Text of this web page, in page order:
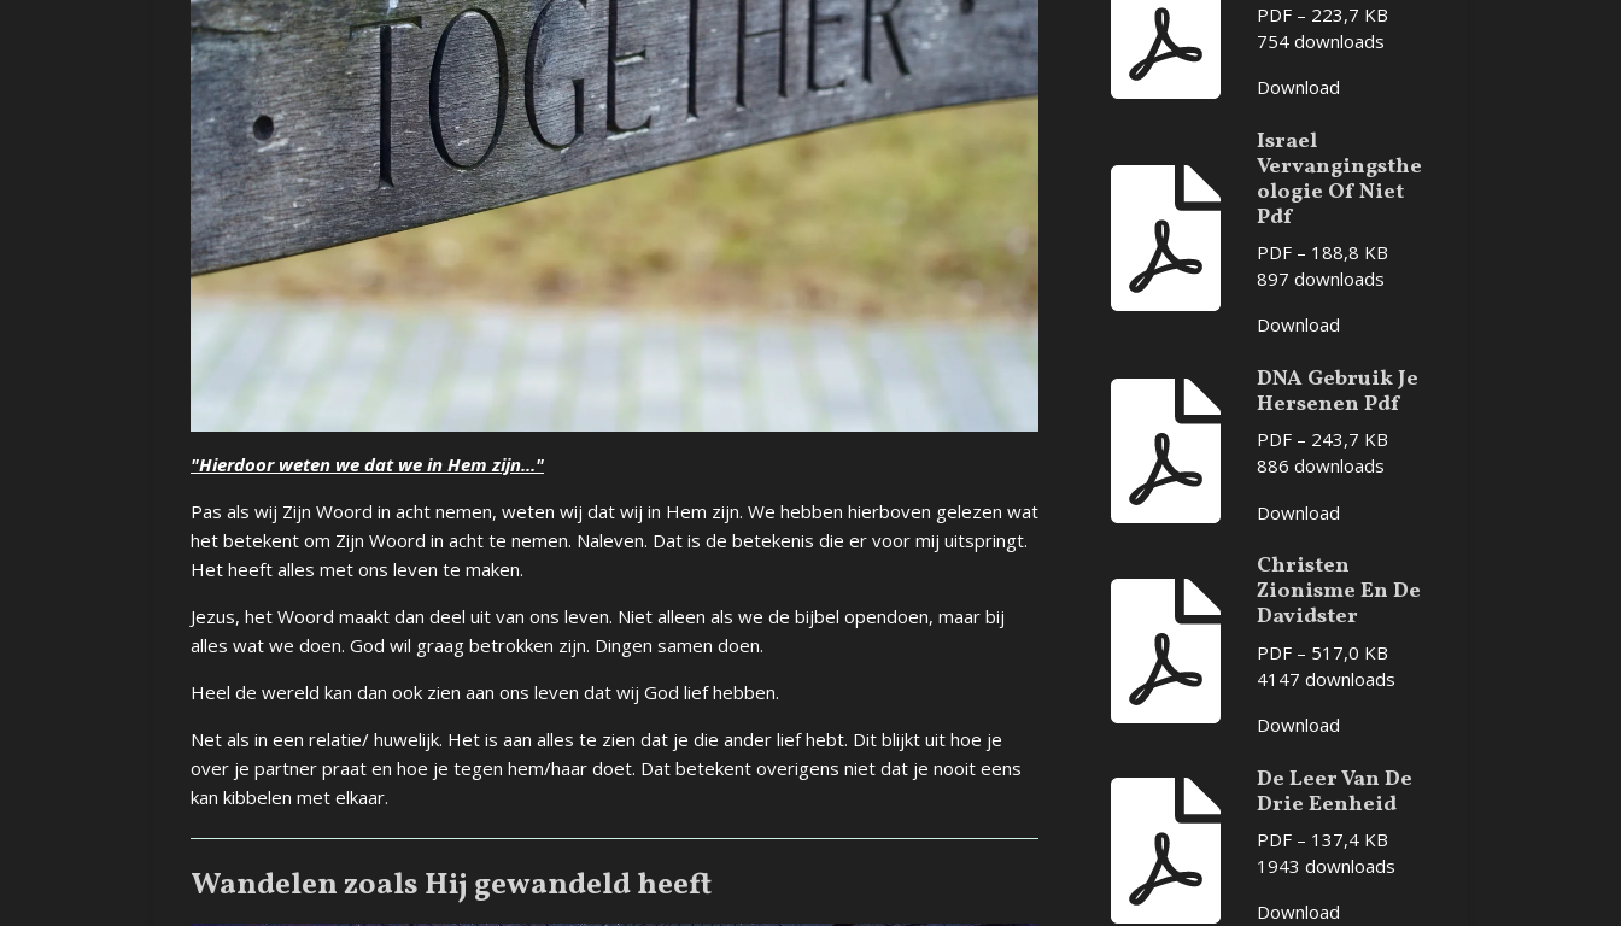
"Hierdoor weten we dat we in Hem zijn..."
Pas als wij Zijn Woord in acht nemen, weten wij dat wij in Hem zijn. We hebben hierboven gelezen wat
het betekent om Zijn Woord in acht te nemen. Naleven. Dat is de betekenis die er voor mij uitspringt.
Het heeft alles met ons leven te maken.
Jezus, het Woord maakt dan deel uit van ons leven. Niet alleen als we de bijbel opendoen, maar bij
alles wat we doen. God wil graag betrokken zijn. Dingen samen doen.
Heel de wereld kan dan ook zien aan ons leven dat wij God lief hebben.
Net als in een relatie/ huwelijk. Het is aan alles te zien dat je die ander lief hebt. Dit blijkt uit hoe je
over je partner praat en hoe je tegen hem/haar doet. Dat betekent overigens niet dat je nooit eens
kan kibbelen met elkaar.
Wandelen zoals Hij gewandeld heeft
PDF – 223,7 KB
754 downloads
Download
Israel
Vervangingsthe
ologie Of Niet
Pdf
PDF – 188,8 KB
897 downloads
Download
DNA Gebruik Je
Hersenen Pdf
PDF – 243,7 KB
886 downloads
Download
Christen
Zionisme En De
Davidster
PDF – 517,0 KB
4147 downloads
Download
De Leer Van De
Drie Eenheid
PDF – 137,4 KB
1943 downloads
Download